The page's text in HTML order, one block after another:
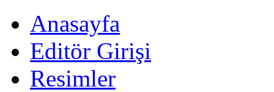
Anasayfa
Editör Girişi
Resimler